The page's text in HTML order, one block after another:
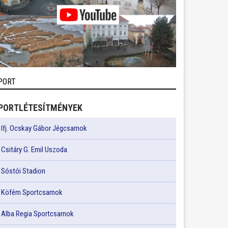
Ifj. Ocskay Gábor Jégcsarnok
Csitáry G. Emil Uszoda
Sóstói Stadion
Köfém Sportcsarnok
Alba Regia Sportcsarnok